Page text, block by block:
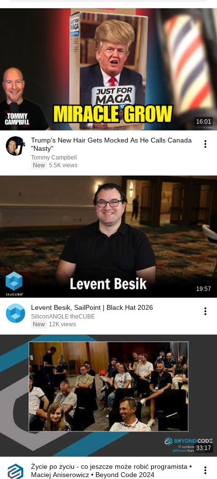
16:01
Trump's New Hair Gets Mocked As He Calls Canada
"Nasty"
Tommy Campbell
New 5.5K views
19:57
Levent Besik, SailPoint | Black Hat 2026
SiliconANGLE theCUBE
New
12K views
33:17
Życie po życiu - co jeszcze może robić programista •
Maciej Aniserowicz • Beyond Code 2024